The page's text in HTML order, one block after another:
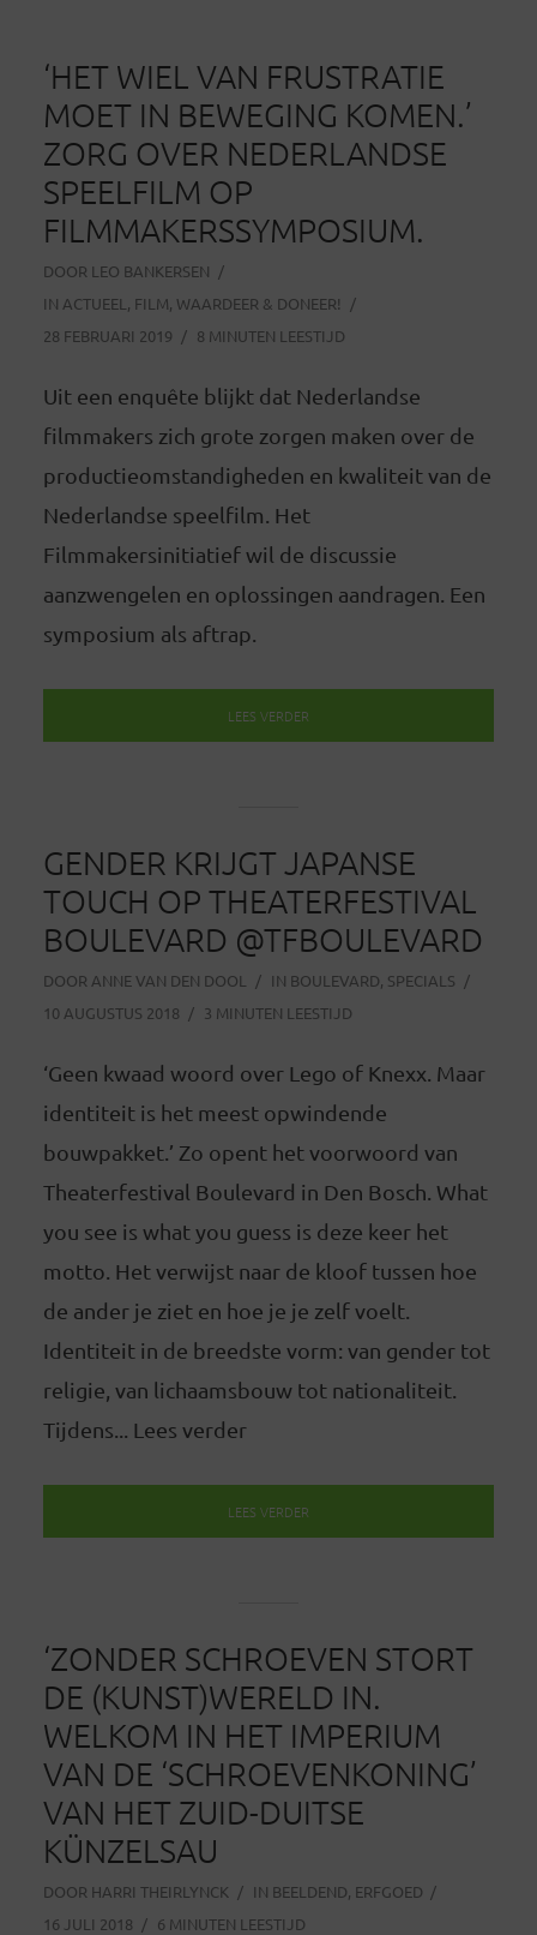
‘HET WIEL VAN FRUSTRATIE
MOET IN BEWEGING KOMEN.’
ZORG OVER NEDERLANDSE
SPEELFILM OP
FILMMAKERSSYMPOSIUM.
DOOR LEO BANKERSEN
IN ACTUEEL , FILM, WAARDEER & DONEER!
28 FEBRUARI 2019
8 MINUTEN LEESTIJD
Uit een enquête blijkt dat Nederlandse
filmmakers zich grote zorgen maken over de
productieomstandigheden en kwaliteit van de
Nederlandse speelfilm. Het
Filmmakersinitiatief wil de discussie
aanzwengelen en oplossingen aandragen. Een
symposium als aftrap.
LEES VERDER
GENDER KRIJGT JAPANSE
TOUCH OP THEATERFESTIVAL
BOULEVARD @TFBOULEVARD
DOOR ANNE VAN DEN DOOL IN BOULEVARD, SPECIALS
10 AUGUSTUS 2018
3 MINUTEN LEESTIJD
‘Geen kwaad woord over Lego of Knexx. Maar
identiteit is het meest opwindende
bouwpakket.’ Zo opent het voorwoord van
Theaterfestival Boulevard in Den Bosch. What
you see is what you guess is deze keer het
motto. Het verwijst naar de kloof tussen hoe
de ander je ziet en hoe je je zelf voelt.
Identiteit in de breedste vorm: van gender tot
religie, van lichaamsbouw tot nationaliteit.
Tijdens... Lees verder
LEES VERDER
‘ZONDER SCHROEVEN STORT
DE (KUNST)WERELD IN.
WELKOM IN HET IMPERIUM
VAN DE ‘SCHROEVENKONING’
VAN HET ZUID-DUITSE
KÜNZELSAU
DOOR HARRI THEIRLYNCK IN BEELDEND, ERFGOED
16 JULI 2018
6 MINUTEN LEESTIJD